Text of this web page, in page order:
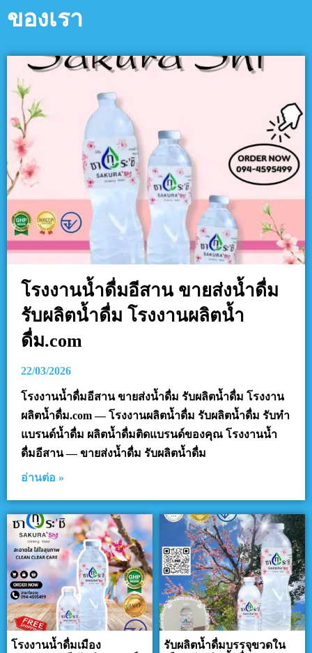
ของเรา
โรงงานน้ำดื่มอีสาน ขายส่งน้ำดื่ม
รับผลิตน้ำดื่ม โรงงานผลิตน้ำ
ดื่ม.com
22/03/2026
โรงงานน้ำดื่มอีสาน ขายส่งน้ำดื่ม รับผลิตน้ำดื่ม โรงงาน
ผลิตน้ำดื่ม.com — โรงงานผลิตน้ำดื่ม รับผลิตน้ำดื่ม รับทำ
แบรนด์น้ำดื่ม ผลิตน้ำดื่มติดแบรนด์ของคุณ โรงงานน้ำ
ดื่มอีสาน — ขายส่งน้ำดื่ม รับผลิตน้ำดื่ม
อ่านต่อ »
โรงงานน้ำดื่มเมือง
รับผลิตน้ำดื่มบรรจุขวดใน